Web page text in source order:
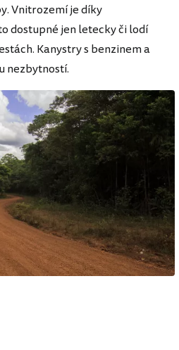
Vnitrozemí je díky
dostupné jen letecky či lodí
Kanystry s benzinem a
nezbytností.